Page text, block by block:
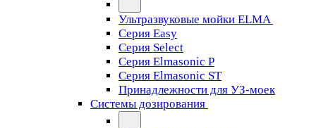
Ультразвуковые мойки ELMA
Серия Easy
Серия Select
Серия Elmasonic P
Серия Elmasonic ST
Принадлежности для УЗ-моек
Системы дозирования